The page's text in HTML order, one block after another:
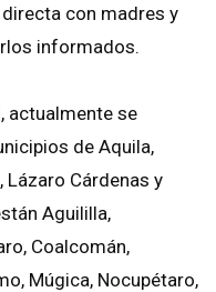
con madres y
informados.
actualmente se
de Aquila,
Lázaro Cárdenas y
Aguililla,
Coalcomán,
Múgica, Nocupétaro,